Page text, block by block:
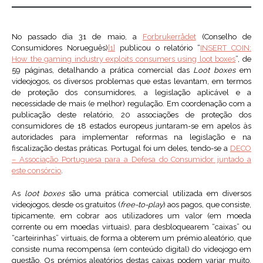
No passado dia 31 de maio, a Forbrukerrådet(Conselho de
Consumidores Norueguês) [1] publicou o relatório “INSERT COIN:
How the gaming industry exploits consumers using loot boxes”, de
59 páginas, detalhando a prática comercial das Loot boxesem
videojogos, os diversos problemas que estas levantam, em termos
de proteção dos consumidores, a legislação aplicável e a
necessidade de mais (e melhor) regulação. Em coordenação com a
publicação deste relatório, 20 associações de proteção dos
consumidores de 18 estados europeus juntaram-se em apelos às
autoridades para implementar reformas na legislação e na
fiscalização destas práticas. Portugal foi um deles, tendo-se a DECO
– Associação Portuguesa para a Defesa do Consumidor juntado a
este consórcio.
As loot boxessão uma prática comercial utilizada em diversos
videojogos, desde os gratuitos (free-to-play) aos pagos, que consiste,
tipicamente, em cobrar aos utilizadores um valor (em moeda
corrente ou em moedas virtuais), para desbloquearem “caixas” ou
“carteirinhas” virtuais, de forma a obterem um prémio aleatório, que
consiste numa recompensa (em conteúdo digital) do videojogo em
questão. Os prémios aleatórios destas caixas podem variar muito,